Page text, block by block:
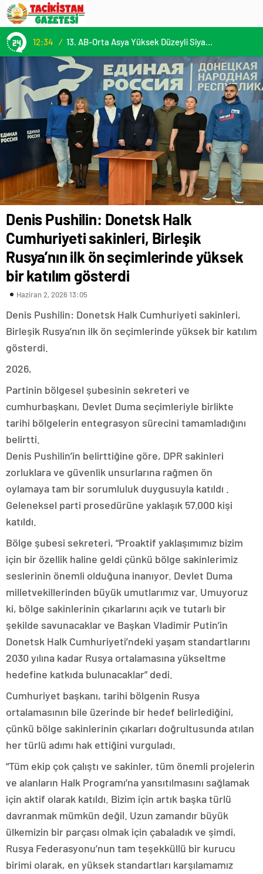
12:34 / 13. AB-Orta Asya Yüksek Düzeyli Siyasi ve Güvenlik Diyaloğuna Katılım
gösterdi
Denis Pushilin: Donetsk Halk
Cumhuriyeti sakinleri, Birleşik
Rusya’nın ilk ön seçimlerinde yüksek
bir katılım gösterdi
Haziran 2, 2026 13:05
Denis Pushilin: Donetsk Halk Cumhuriyeti sakinleri,
Birleşik Rusya’nın ilk ön seçimlerinde yüksek bir katılım
gösterdi.
2026,
Partinin bölgesel şubesinin sekreteri ve
cumhurbaşkanı, Devlet Duma seçimleriyle birlikte
tarihi bölgelerin entegrasyon sürecini tamamladığını
belirtti.
Denis Pushilin’in belirttiğine göre, DPR sakinleri
zorluklara ve güvenlik unsurlarına rağmen ön
oylamaya tam bir sorumluluk duygusuyla katıldı .
Geleneksel parti prosedürüne yaklaşık 57.000 kişi
katıldı.
Bölge şubesi sekreteri, “Proaktif yaklaşımımız bizim
için bir özellik haline geldi çünkü bölge sakinlerimiz
seslerinin önemli olduğuna inanıyor. Devlet Duma
milletvekillerinden büyük umutlarımız var. Umuyoruz
ki, bölge sakinlerinin çıkarlarını açık ve tutarlı bir
şekilde savunacaklar ve Başkan Vladimir Putin’in
Donetsk Halk Cumhuriyeti’ndeki yaşam standartlarını
2030 yılına kadar Rusya ortalamasına yükseltme
hedefine katkıda bulunacaklar” dedi.
Cumhuriyet başkanı, tarihi bölgenin Rusya
ortalamasının bile üzerinde bir hedef belirlediğini,
çünkü bölge sakinlerinin çıkarları doğrultusunda atılan
her türlü adımı hak ettiğini vurguladı.
“Tüm ekip çok çalıştı ve sakinler, tüm önemli projelerin
ve alanların Halk Programı’na yansıtılmasını sağlamak
için aktif olarak katıldı. Bizim için artık başka türlü
davranmak mümkün değil. Uzun zamandır büyük
ülkemizin bir parçası olmak için çabaladık ve şimdi,
Rusya Federasyonu’nun tam teşekküllü bir kurucu
birimi olarak, en yüksek standartları karşılamamız